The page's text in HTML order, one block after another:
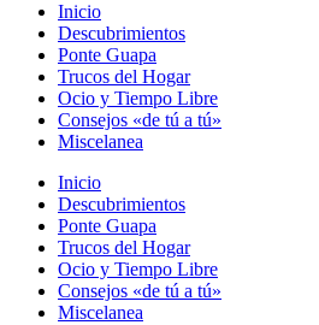
Inicio
Descubrimientos
Ponte Guapa
Trucos del Hogar
Ocio y Tiempo Libre
Consejos «de tú a tú»
Miscelanea
Inicio
Descubrimientos
Ponte Guapa
Trucos del Hogar
Ocio y Tiempo Libre
Consejos «de tú a tú»
Miscelanea